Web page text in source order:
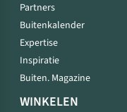
Partners
Buitenkalender
Expertise
Inspiratie
Buiten. Magazine
WINKELEN